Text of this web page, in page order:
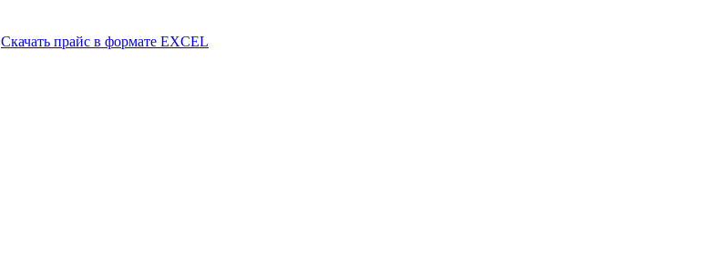
Скачать прайс в формате EXCEL